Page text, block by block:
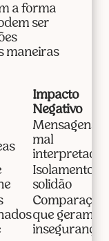
a forma
ser
maneiras
Impacto
Negativo
Mensagens
mal
interpretadas
Isolamento e
solidão
que geram
insegurança